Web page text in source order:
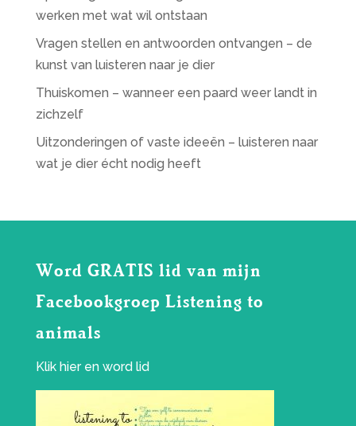
werken met wat wil ontstaan
Vragen stellen en antwoorden ontvangen – de
kunst van luisteren naar je dier
Thuiskomen – wanneer een paard weer landt in
zichzelf
Uitzonderingen of vaste ideeën – luisteren naar
wat je dier écht nodig heeft
Word GRATIS lid van mijn
Facebookgroep Listening to
animals
Klik hieren word lid